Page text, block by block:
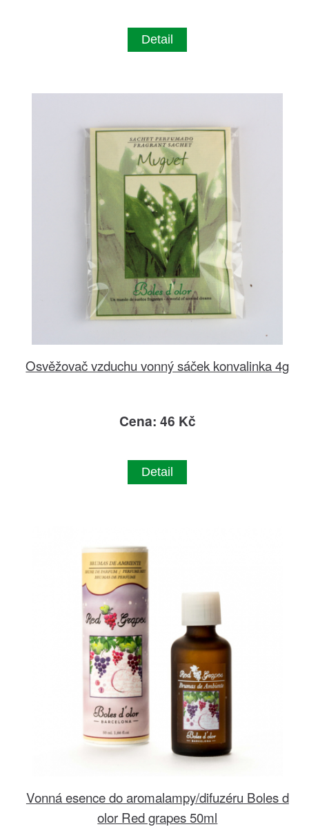
Detail
Osvěžovač vzduchu vonný sáček konvalinka 4g
Cena: 46 Kč
Detail
Vonná esence do aromalampy/difuzéru Boles d
olor Red grapes 50ml